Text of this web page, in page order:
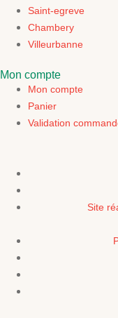
Saint-egreve
Chambery
Villeurbanne
Mon compte
Mon compte
Panier
Validation
Site